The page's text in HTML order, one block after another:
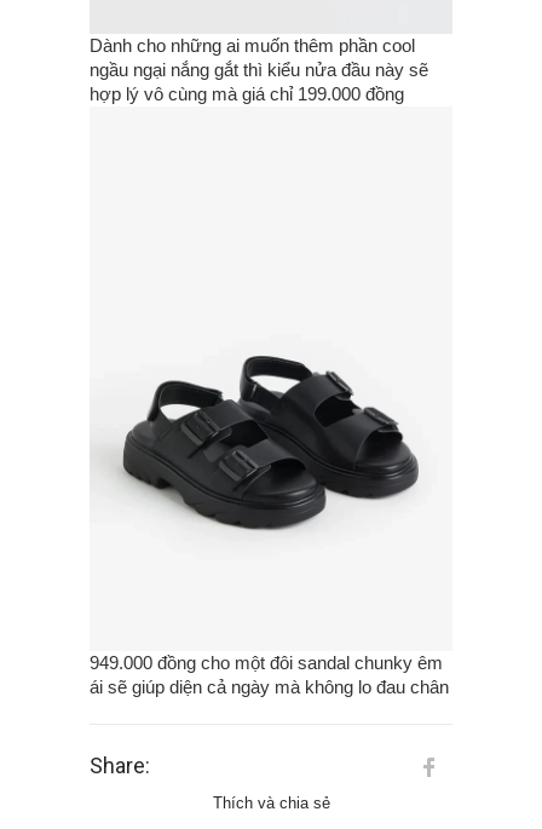
Dành cho những ai muốn thêm phần cool
ngầu ngại nắng gắt thì kiểu nửa đầu này sẽ
hợp lý vô cùng mà giá chỉ 199.000 đồng
949.000 đồng cho một đôi sandal chunky êm
ái sẽ giúp diện cả ngày mà không lo đau chân
Share:
Thích và chia sẻ